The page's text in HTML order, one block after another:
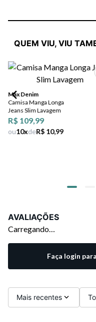
QUEM VIU, VIU
Max Denim
Camisa Manga Longa
Jeans Slim Lavagem
R$ 109,99
ou10xdeR$ 10,99
AVALIAÇÕES
Carregando…
Faça login
Mais recentes